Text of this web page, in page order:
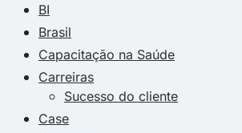
BI
Brasil
Capacitação na Saúde
Carreiras
Sucesso do cliente
Case